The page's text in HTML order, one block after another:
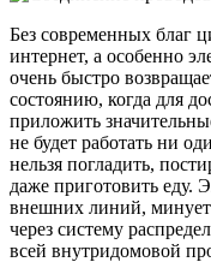
Без современных благ
интернет, а особенно
очень быстро
состоянию, когда для
приложить
не будет работать ни
нельзя погладить,
даже приготовить еду.
внешних линий,
через систему
всей внутридомовой